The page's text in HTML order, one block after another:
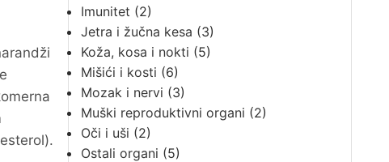
Imunitet (2)
Jetra i žučna kesa (3)
Koža, kosa i nokti (5)
Mišići i kosti (6)
Mozak i nervi (3)
Muški reproduktivni organi (2)
Oči i uši (2)
Ostali organi (5)